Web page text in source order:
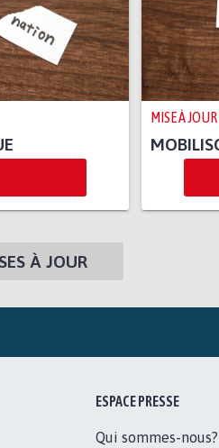
MISE À
À JOUR
ESPACE PRESSE
Qui sommes-nous?